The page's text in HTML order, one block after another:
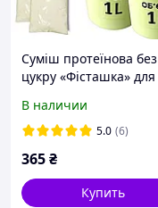
Суміш протеїнова без
цукру «Фісташка» для
"Жужуля", 180г
В наличии
5.0 (6)
365₴
Купить